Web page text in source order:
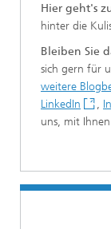
Hier geht's
hinter die
Bleiben Sie
sich gern für
weitere
LinkedIn
,
uns, mit